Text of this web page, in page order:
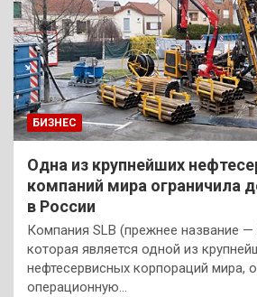
БИЗНЕС
Одна из крупнейших
компаний мира ограничила
в России
Компания SLB (прежнее название —
которая является одной из
нефтесервисных корпораций мира,
операционную…